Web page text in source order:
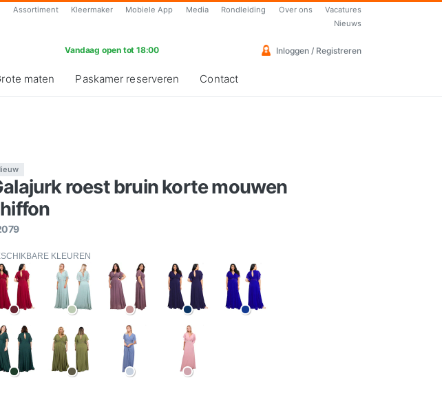
Assortiment Kleermaker Mobiele App Media Rondleiding Over ons
Vacatures
Nieuws
Vandaag open tot 18:00 Inloggen / Registreren
maten Paskamer reserveren Contact
roest bruin korte mouwen
KLEUREN